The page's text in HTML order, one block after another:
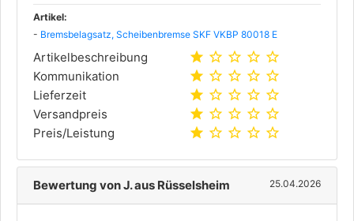
Artikel:
- Bremsbelagsatz, Scheibenbremse SKF VKBP 80018 E
Artikelbeschreibung star star_outline star_outline star_outline star_outline
Kommunikation star star_outline star_outline star_outline star_outline
Lieferzeit star star_outline star_outline star_outline star_outline
Versandpreis star star_outline star_outline star_outline star_outline
Preis/Leistung star star_outline star_outline star_outline star_outline
Bewertung von J. aus Rüsselsheim 25.04.2026